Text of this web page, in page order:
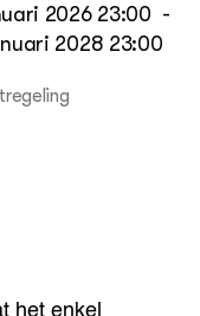
2026 23:00 -
2028 23:00
het enkel